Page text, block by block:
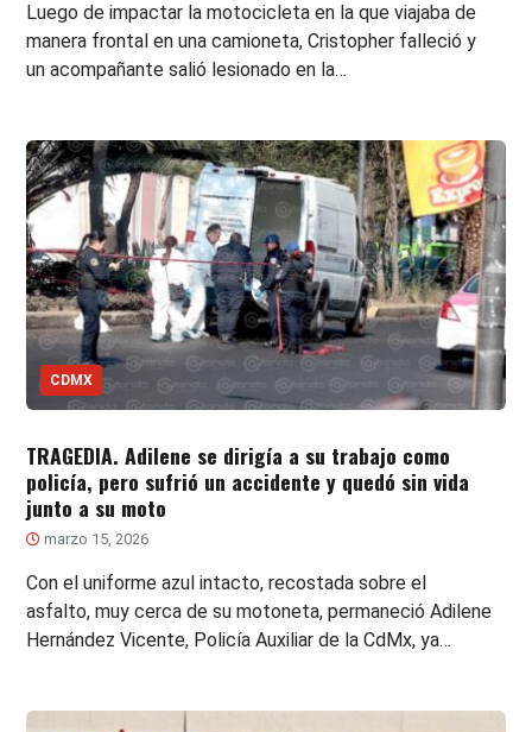
Luego de impactar la motocicleta en la que viajaba de
manera frontal en una camioneta, Cristopher falleció y
un acompañante salió lesionado en la…
CDMX
TRAGEDIA. Adilene se dirigía a su trabajo como
policía, pero sufrió un accidente y quedó sin vida
junto a su moto
marzo 15, 2026
Con el uniforme azul intacto, recostada sobre el
asfalto, muy cerca de su motoneta, permaneció Adilene
Hernández Vicente, Policía Auxiliar de la CdMx, ya…